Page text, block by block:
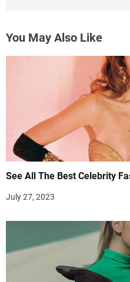
You May Also Like
See All The Best Celebrity
July 27, 2023